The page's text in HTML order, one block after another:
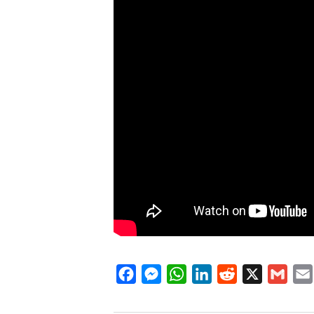
FacebookMessenger
WhatsAppLinkedIn
Reddit Gmail